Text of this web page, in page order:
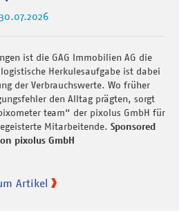
30.07.2026
ist die GAG Immobilien AG die
Herkulesaufgabe ist dabei
der Verbrauchswerte. Wo früher
den Alltag prägten, sorgt
team“ der pixolus GmbH für
Mitarbeitende. Sponsored
pixolus GmbH
Artikel